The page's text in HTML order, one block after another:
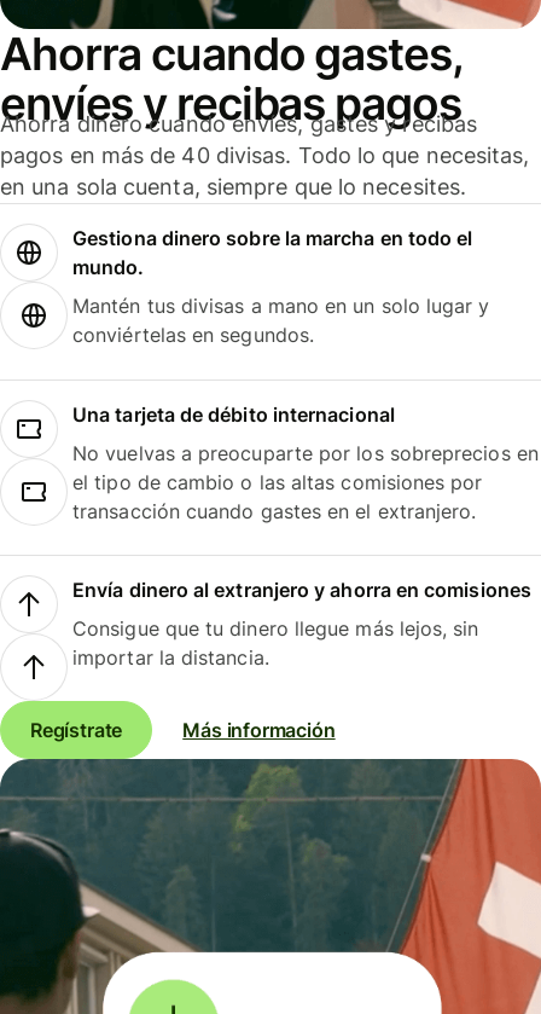
Ahorra cuando gastes,
envíes y recibas pagos
Ahorra dinero cuando envíes, gastes y recibas
pagos en más de 40 divisas. Todo lo que necesitas,
en una sola cuenta, siempre que lo necesites.
Gestiona dinero sobre la marcha en todo el
mundo.
Mantén tus divisas a mano en un solo lugar y
conviértelas en segundos.
Una tarjeta de débito internacional
No vuelvas a preocuparte por los sobreprecios en
el tipo de cambio o las altas comisiones por
transacción cuando gastes en el extranjero.
Envía dinero al extranjero y ahorra en comisiones
Consigue que tu dinero llegue más lejos, sin
importar la distancia.
Regístrate Más información